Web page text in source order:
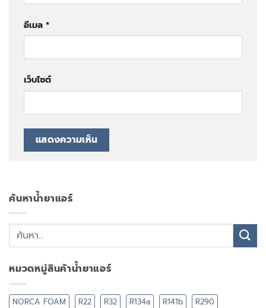
อีเมล *
เว็บไซต์
ค้นหาน้ำยาแอร์
หมวดหมู่สินค้าน้ำยาแอร์
NORCA FOAM R22 R32 R134a R141b
R290